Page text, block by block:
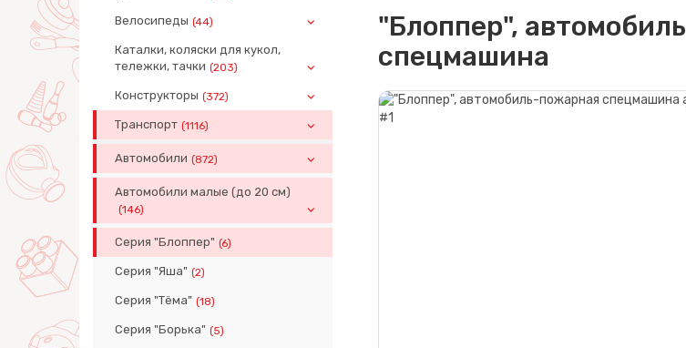
Велосипеды (44)
Каталки, коляски для кукол,
тележки, тачки (203)
Конструкторы (372)
Транспорт (1116)
Автомобили (872)
Автомобили малые (до 20 см)
(146)
Серия "Блоппер" (6)
Серия "Яша" (2)
Серия "Тёма" (18)
Серия "Борька" (5)
"Блоппер",
спецмашина